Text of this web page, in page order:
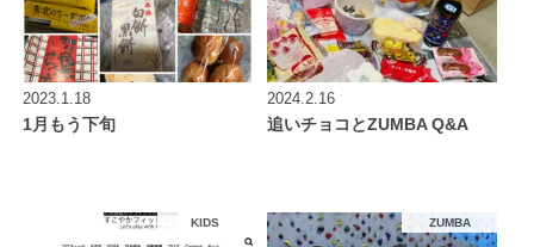
2023.1.18
1月もう下旬
2024.2.16
追いチョコとZUMBA Q&A
KIDS ZUMBA